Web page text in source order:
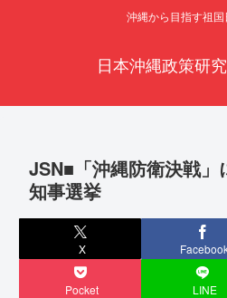
沖縄から目指す祖
日本沖縄政策研
JSN■「沖縄防衛決戦」
知事選挙
X
Pocket LINE